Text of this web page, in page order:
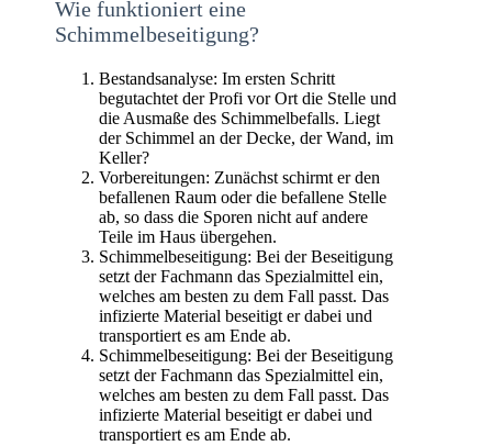
Wie funktioniert eine
Schimmelbeseitigung?
Bestandsanalyse: Im ersten Schritt
begutachtet der Profi vor Ort die Stelle und
die Ausmaße des Schimmelbefalls. Liegt
der Schimmel an der Decke, der Wand, im
Keller?
Vorbereitungen: Zunächst schirmt er den
befallenen Raum oder die befallene Stelle
ab, so dass die Sporen nicht auf andere
Teile im Haus übergehen.
Schimmelbeseitigung: Bei der Beseitigung
setzt der Fachmann das Spezialmittel ein,
welches am besten zu dem Fall passt. Das
infizierte Material beseitigt er dabei und
transportiert es am Ende ab.
Schimmelbeseitigung: Bei der Beseitigung
setzt der Fachmann das Spezialmittel ein,
welches am besten zu dem Fall passt. Das
infizierte Material beseitigt er dabei und
transportiert es am Ende ab.